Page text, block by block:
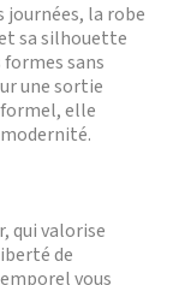
journées, la robe
sa silhouette
sans
une sortie
elle
qui valorise
de
vous